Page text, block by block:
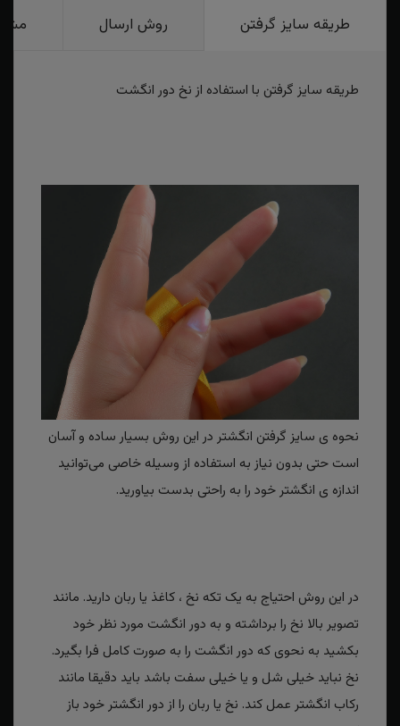
طریقه سایز گرفتن روش ارسال
طریقه سایز گرفتن با استفاده از نخ دور انگشت
نحوه ی سایز گرفتن انگشتر در این روش بسیار ساده و آسان
است حتی بدون نیاز به استفاده از وسیله خاصی می‌توانید
اندازه ی انگشتر خود را به راحتی بدست بیاورید.
در این روش احتیاج به یک تکه نخ ، کاغذ یا ربان دارید. مانند
تصویر بالا نخ را برداشته و به دور انگشت مورد نظر خود
بکشید به نحوی که دور انگشت را به صورت کامل فرا بگیرد.
نخ نباید خیلی شل و یا خیلی سفت باشد باید دقیقا مانند
رکاب انگشتر عمل کند. نخ یا ربان را از دور انگشتر خود باز